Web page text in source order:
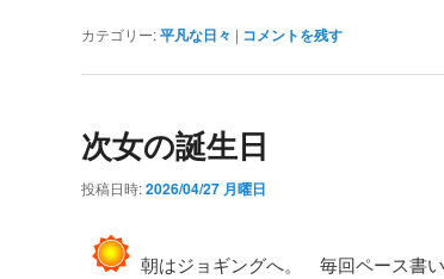
カテゴリー:平凡な日々 | コメントを残す
次女の誕生日
投稿日時:2026/04/27 月曜日
朝はジョギングへ。 毎回ペース書